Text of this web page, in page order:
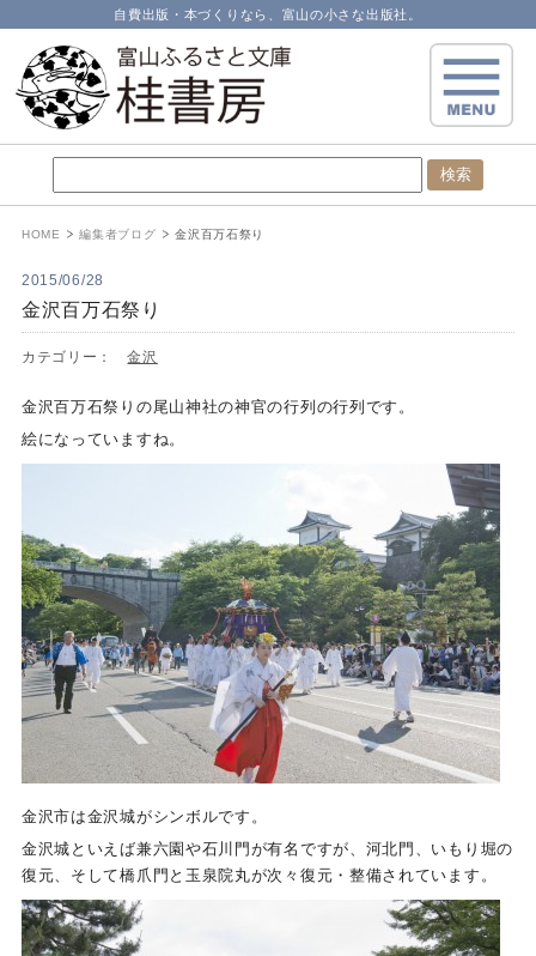
自費出版・本づくりなら、富山の小さな出版社。
HOME 編集者ブログ 金沢百万石祭り
2015/06/28
金沢百万石祭り
カテゴリー： 金沢
金沢百万石祭りの尾山神社の神官の行列の行列です。
絵になっていますね。
金沢市は金沢城がシンボルです。
金沢城といえば兼六園や石川門が有名ですが、河北門、いもり堀の
復元、そして橋爪門と玉泉院丸が次々復元・整備されています。